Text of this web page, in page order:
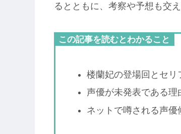
るとともに、考察や予想も交
この記事を読むとわかること
楼蘭妃の登場回とセリ
声優が未発表である理
ネットで噂される声